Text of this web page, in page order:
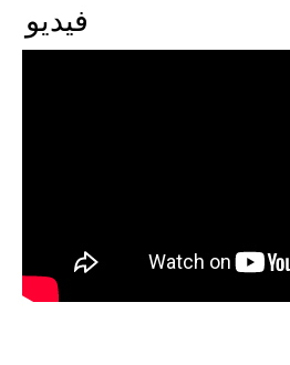
فيديو